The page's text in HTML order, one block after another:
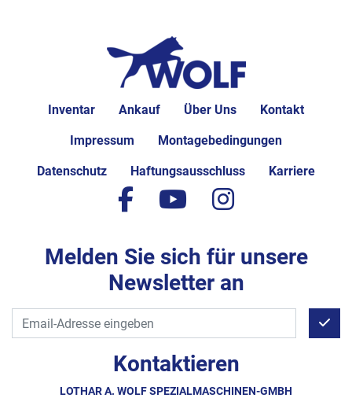
Inventar Ankauf Über Uns Kontakt
Impressum Montagebedingungen
Datenschutz Haftungsausschluss Karriere
Kontaktieren
LOTHAR A. WOLF SPEZIALMASCHINEN-GMBH
facebook
youtubeinstagram
Melden Sie sich für unsere
Newsletter an